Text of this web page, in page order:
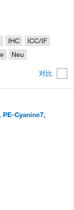
对比
IHC
ICC/IF
Neu
Cyanine7,